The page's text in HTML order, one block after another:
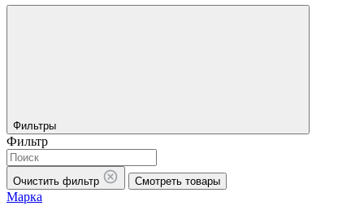
Фильтры
Фильтр
Очистить фильтр Смотреть товары
Марка